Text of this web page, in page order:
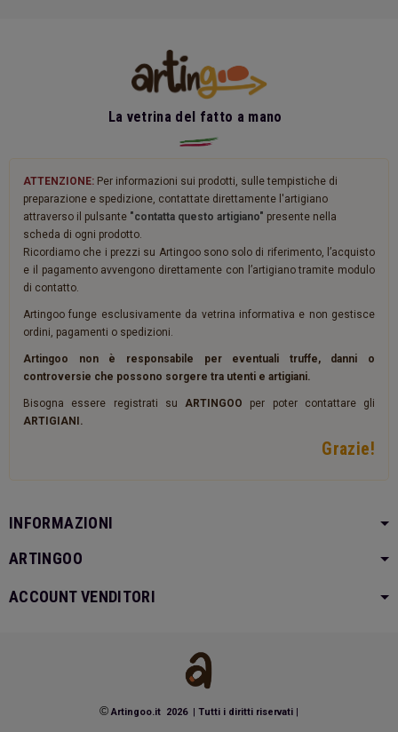
La vetrina del fatto a mano
ATTENZIONE: Per informazioni sui prodotti, sulle tempistiche di
preparazione e spedizione, contattate direttamente l'artigiano
attraverso il pulsante "contatta questo artigiano" presente nella
scheda di ogni prodotto.
Ricordiamo che i prezzi su Artingoo sono solo di riferimento, l’acquisto
e il pagamento avvengono direttamente con l’artigiano tramite modulo
di contatto.
Artingoo funge esclusivamente da vetrina informativa e non gestisce
ordini, pagamenti o spedizioni.
Artingoo non è responsabile per eventuali truffe, danni o
controversie che possono sorgere tra utenti e artigiani.
Bisogna essere registrati su ARTINGOO per poter contattare gli
ARTIGIANI.
Grazie!
INFORMAZIONI
ARTINGOO
ACCOUNT VENDITORI
© Artingoo.it 2026 | Tutti i diritti riservati |